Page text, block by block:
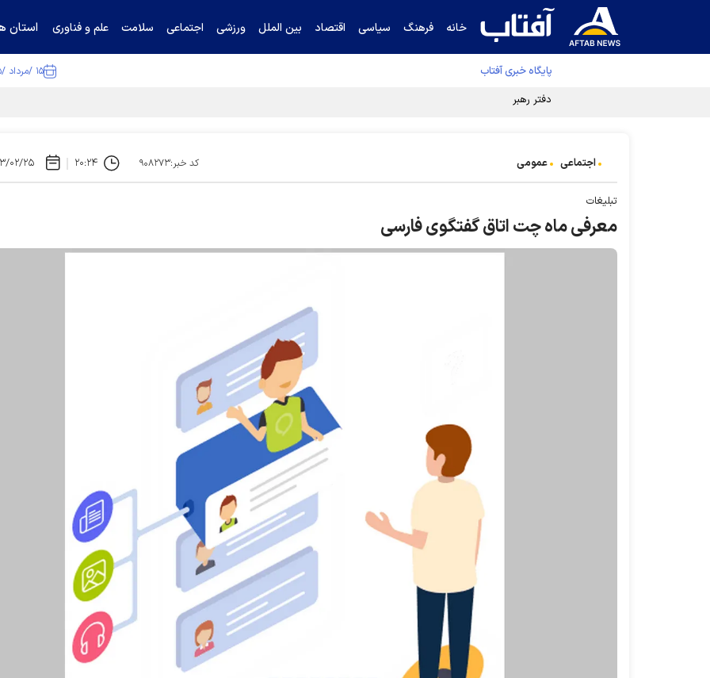
خانه فرهنگ سیاسی اقتصاد بین الملل ورزشی اجتماعی سلامت علم و فناوری استان
پایگاه خبری آفتاب ۱۵ /مرداد /۱۴۰۵
دفتر رهبر انقلاب ادعای خرازی درباره پزشکیان را تکذیب کرد
اجتماعی عمومی کد خبر:۹۰۸۲۷۳ ۲۰:۲۴ ۱۴۰۳/
تبلیغات
معرفی ماه چت اتاق گفتگوی فارسی